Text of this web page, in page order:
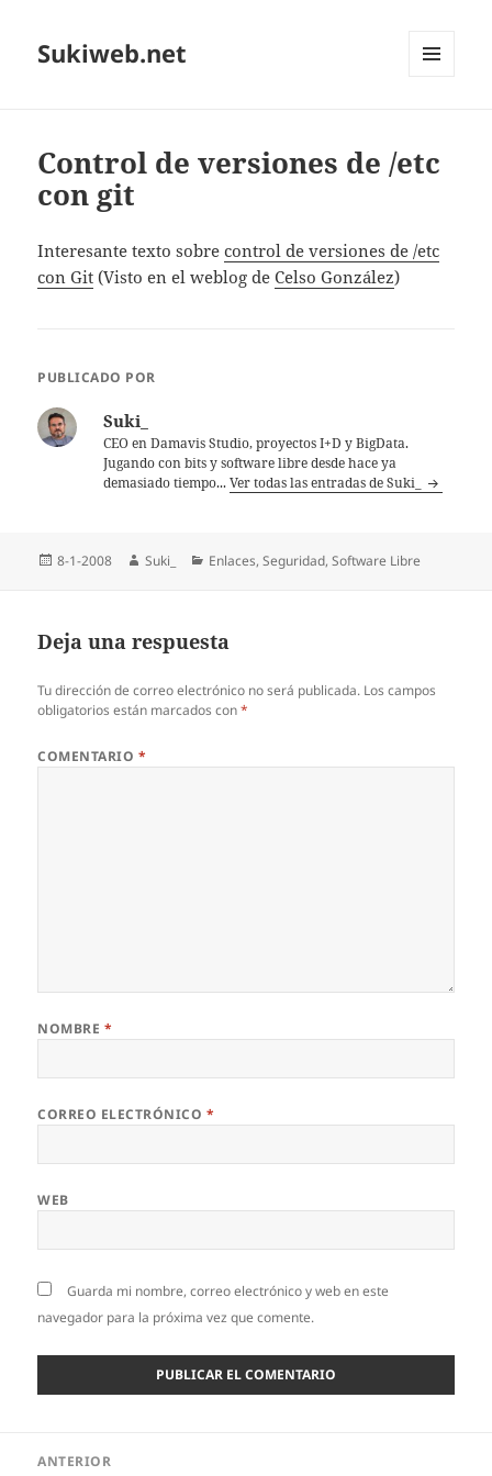
Sukiweb.net
Control de versiones de /etc
con git
Interesante texto sobrecontrol de versiones de /etc
con Git (Visto en el weblog deCelso González)
PUBLICADO POR
Suki_
CEO en Damavis Studio, proyectos I+D y BigData.
Jugando con bits y software libre desde hace ya
demasiado tiempo...Ver todas las entradas de Suki_
Publicado
8-1-2008 Autor
Suki_ Categorías
Enlaces,Seguridad,Software Libre
Deja una respuesta
Tu dirección de correo electrónico no será publicada. Los campos
obligatorios están marcados con*
COMENTARIO *
NOMBRE *
CORREO ELECTRÓNICO *
WEB
Guarda mi nombre, correo electrónico y web en este
navegador para la próxima vez que comente.
ANTERIOR